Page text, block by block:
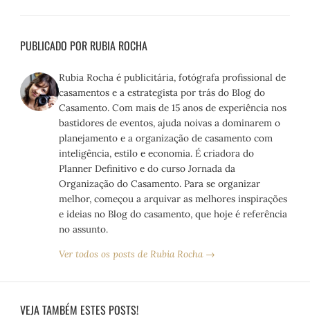
PUBLICADO POR RUBIA ROCHA
Rubia Rocha é publicitária, fotógrafa profissional de
casamentos e a estrategista por trás do Blog do
Casamento. Com mais de 15 anos de experiência nos
bastidores de eventos, ajuda noivas a dominarem o
planejamento e a organização de casamento com
inteligência, estilo e economia. É criadora do
Planner Definitivo e do curso Jornada da
Organização do Casamento. Para se organizar
melhor, começou a arquivar as melhores inspirações
e ideias no Blog do casamento, que hoje é referência
no assunto.
Ver todos os posts de Rubia Rocha →
VEJA TAMBÉM ESTES POSTS!